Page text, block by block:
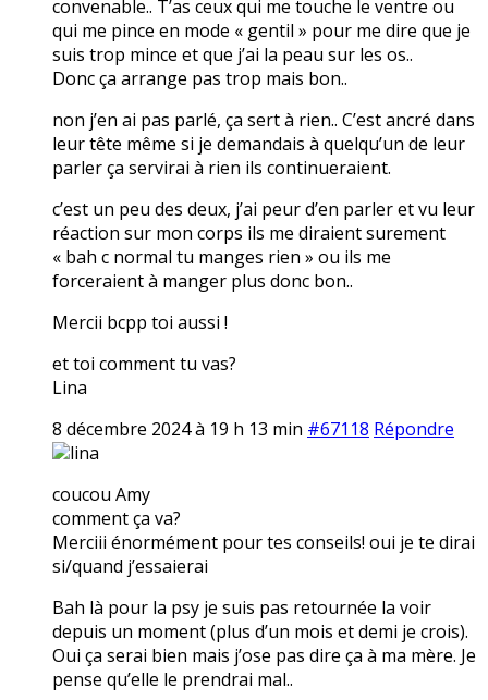
convenable.. T’as ceux qui me touche le ventre ou
qui me pince en mode « gentil » pour me dire que je
suis trop mince et que j’ai la peau sur les os..
Donc ça arrange pas trop mais bon..
non j’en ai pas parlé, ça sert à rien.. C’est ancré dans
leur tête même si je demandais à quelqu’un de leur
parler ça servirai à rien ils continueraient.
c’est un peu des deux, j’ai peur d’en parler et vu leur
réaction sur mon corps ils me diraient surement
« bah c normal tu manges rien » ou ils me
forceraient à manger plus donc bon..
Mercii bcpp toi aussi !
et toi comment tu vas?
Lina
8 décembre 2024 à 19 h 13 min #67118 Répondre
lina
coucou Amy
comment ça va?
Merciii énormément pour tes conseils! oui je te dirai
si/quand j’essaierai
Bah là pour la psy je suis pas retournée la voir
depuis un moment (plus d’un mois et demi je crois).
Oui ça serai bien mais j’ose pas dire ça à ma mère. Je
pense qu’elle le prendrai mal..